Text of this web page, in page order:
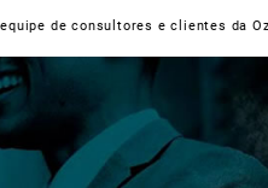
de consultores e clientes da